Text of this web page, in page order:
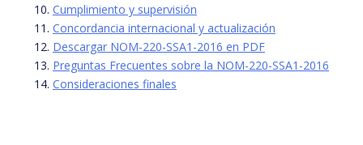
Cumplimiento y supervisión
Concordancia internacional y actualización
Descargar NOM-220-SSA1-2016 en PDF
Preguntas Frecuentes sobre la NOM-220-SSA1-2016
Consideraciones finales